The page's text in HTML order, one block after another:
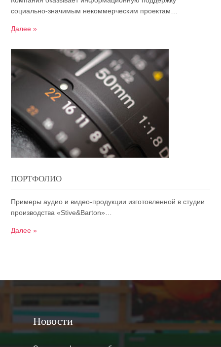
социально-значимым некоммерческим проектам…
Далее »
ПОРТФОЛИО
Примеры аудио и видео-продукции изготовленной в студии
производства «Stive&Barton»…
Далее »
Новости